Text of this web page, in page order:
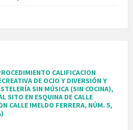
CALIFICACION
DE OCIO Y DIVERSIÓN Y
SIN MÚSICA (SIN COCINA),
SITO EN ESQUINA DE CALLE
CALLE IMELDO FERRERA, NÚM. 5,